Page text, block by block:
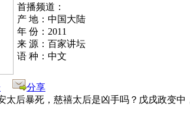
首播频道：
产 地：中国大陆
年 份：2011
来 源：百家讲坛
语 种：中文
分享
太后暴死，慈禧太后是凶手吗？戊戌政变